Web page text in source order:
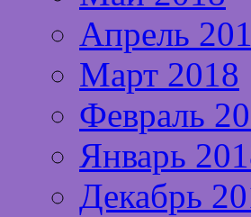
Апрель
Март 2018
Февраль
Январь
Декабрь